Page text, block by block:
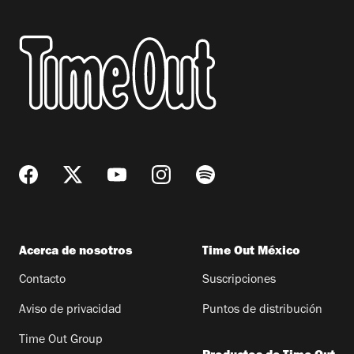
Acerca de nosotros
Contacto
Aviso de privacidad
Time Out Group
Time Out México
Suscripciones
Puntos de distribución